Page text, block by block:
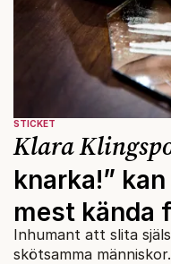
STICKET
Klara
knarka!”
mest kända
Inhumant att slita
skötsamma människor.